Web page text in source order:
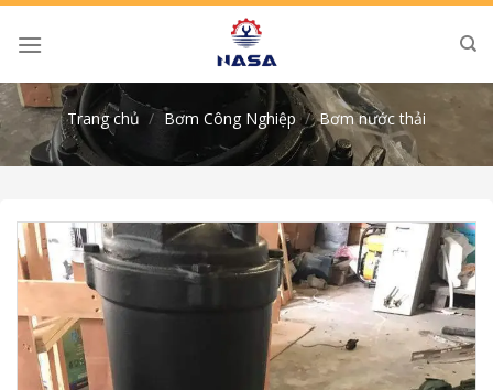
Skip
Trang chủ / Bơm Công Nghiệp / Bơm nước thải